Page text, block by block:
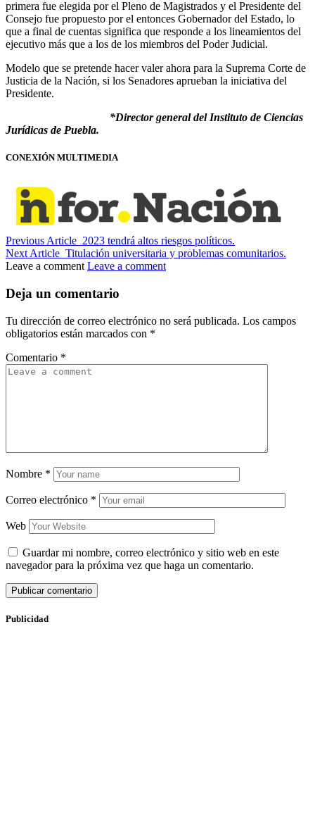
primera fue elegida por el Pleno de Magistrados y el Presidente del
Consejo fue propuesto por el entonces Gobernador del Estado, lo
que a final de cuentas significa que responde a los lineamientos del
ejecutivo más que a los de los miembros del Poder Judicial.
Modelo que se pretende hacer valer ahora para la Suprema Corte de
Justicia de la Nación, si los Senadores aprueban la iniciativa del
Presidente.
*Director general del Instituto de Ciencias
Jurídicas de Puebla.
CONEXIÓN MULTIMEDIA
Previous Article 2023 tendrá altos riesgos políticos.
Next Article Titulación universitaria y problemas comunitarios.
Leave a comment Leave a comment
Deja un comentario
Tu dirección de correo electrónico no será publicada. Los campos
obligatorios están marcados con *
Comentario *
Nombre *
Correo electrónico *
Web
Guardar mi nombre, correo electrónico y sitio web en este
navegador para la próxima vez que haga un comentario.
Publicidad